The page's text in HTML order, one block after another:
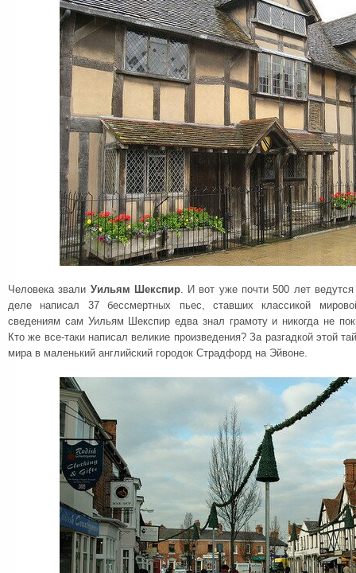
Человека звали Уильям Шекспир. И вот уже почти 500 лет
деле написал 37 бессмертных пьес, ставших классикой
сведениям сам Уильям Шекспир едва знал грамоту и никогда не
Кто же все-таки написал великие произведения? За разгадкой этой
мира в маленький английский городок Страдфорд на Эйвоне.